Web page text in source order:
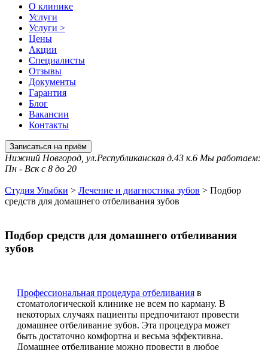
О клинике
Услуги
Услуги >
Цены
Акции
Специалисты
Отзывы
Документы
Гарантия
Блог
Вакансии
Контакты
Записаться на приём
Нижний Новгород, ул.Республиканская д.43 к.6 Мы работаем:
Пн - Вск с 8 до 20
Студия Улыбки > Лечение и диагностика зубов > Подбор
средств для домашнего отбеливания зубов
Подбор средств для домашнего отбеливания
зубов
Профессиональная процедура отбеливания в
стоматологической клинике не всем по карману. В
некоторых случаях пациенты предпочитают провести
домашнее отбеливание зубов. Эта процедура может
быть достаточно комфортна и весьма эффективна.
Домашнее отбеливание можно провести в любое